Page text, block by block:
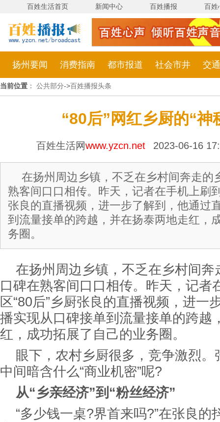
百姓生活首页 新闻中心 百姓播报 百姓
扬州要闻 消费指南 都市报道 社会市井 交
当前位置 ： 公共部分->百姓播报头条
“80后”网红乡厨的“神
百姓生活网www.yzcn.net 2023-06-16
在扬州周边乡镇，不乏在乡村间奔走的
熟客间口口相传。昨天，记者在手机上刷
张良的直播视频，进一步了解到，他通过
到流量接单的跨越，并在扬泰两地走红，
务圈。
在扬州周边乡镇，不乏在乡村间奔
口碑在熟客间口口相传。昨天，记者
区“80后”乡厨张良的直播视频，进一
播实现从口碑接单到流量接单的跨越
红，成功拓展了自己的业务圈。
眼下，农村乡厨很多，竞争激烈
中间暗含什么“商业机密”呢?
从“乡亲经济”到“粉丝经济”
“多少钱一桌?界首来吗?”在张良的